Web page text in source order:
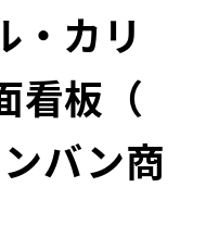
・カリ
看板（
バン商